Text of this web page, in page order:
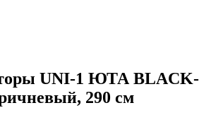
UNI-1 ЮТА BLACK-
290 см